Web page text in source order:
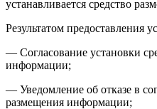
устанавливается средство
Результатом предоставления
— Согласование установки
информации;
— Уведомление об отказе в
размещения информации;